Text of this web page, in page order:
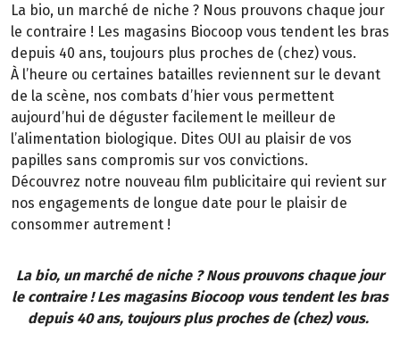
La bio, un marché de niche ? Nous prouvons chaque jour
le contraire ! Les magasins Biocoop vous tendent les bras
depuis 40 ans, toujours plus proches de (chez) vous.
À l’heure ou certaines batailles reviennent sur le devant
de la scène, nos combats d’hier vous permettent
aujourd’hui de déguster facilement le meilleur de
l’alimentation biologique. Dites OUI au plaisir de vos
papilles sans compromis sur vos convictions.
Découvrez notre nouveau film publicitaire qui revient sur
nos engagements de longue date pour le plaisir de
consommer autrement !
La bio, un marché de niche ? Nous prouvons chaque jour
le contraire ! Les magasins Biocoop vous tendent les bras
depuis 40 ans, toujours plus proches de (chez) vous.